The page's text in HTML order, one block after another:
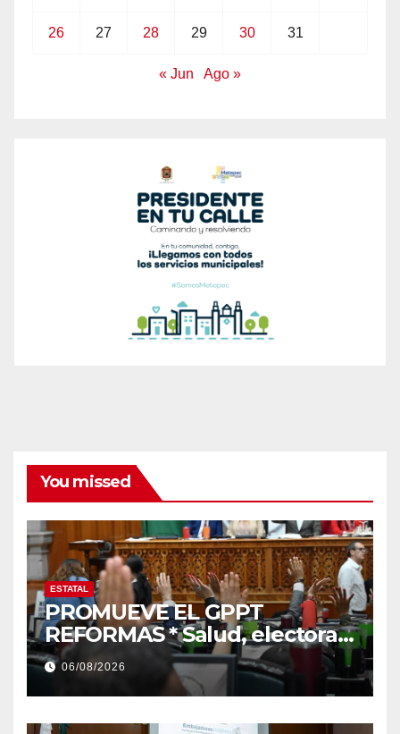
26 27 28 29 30 31
« Jun Ago »
You missed
ESTATAL
PROMUEVE EL GPPT
REFORMAS * Salud, electoral
y justicia, de las principales
06/08/2026